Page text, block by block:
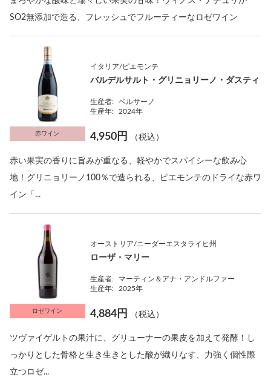
SO2無添加で造る、フレッシュでフルーティーなロゼワイン
赤ワイン
イタリア/ピエモンテ
バルデルサルト・グリニョリーノ・ダスティ
生産者:
ベルサーノ
生産年:
2024年
4,950円 （税込）
赤い果実の香りに旨みが重なる、軽やかでスパイシーな飲み心
地！グリニョリーノ100％で造られる、ピエモンテのドライな赤ワ
イン「...
ロゼワイン
オーストリア/ニーダーエスタライヒ州
ローザ・マリー
生産者:
マーティン＆アナ・アンドルファー
生産年:
2025年
4,884円 （税込）
ツヴァイゲルトの果汁に、グリューナーの果皮を加えて発酵！し
っかりとした骨格と生き生きとした酸が織りなす、力強く個性際
立つロゼ...